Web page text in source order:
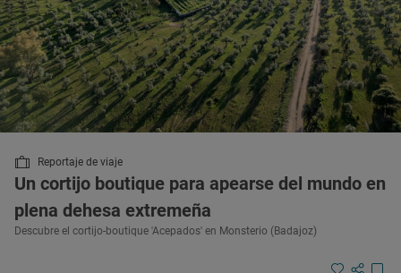
Reportaje de viaje
Un cortijo boutique para apearse del mundo en
plena dehesa extremeña
Descubre el cortijo-boutique 'Acepados' en Monsterio (Badajoz)